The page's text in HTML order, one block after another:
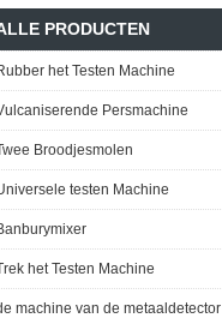
PRODUCTEN
het Testen Machine
Persmachine
Broodjesmolen
testen Machine
het Testen Machine
machine van de metaaldetector